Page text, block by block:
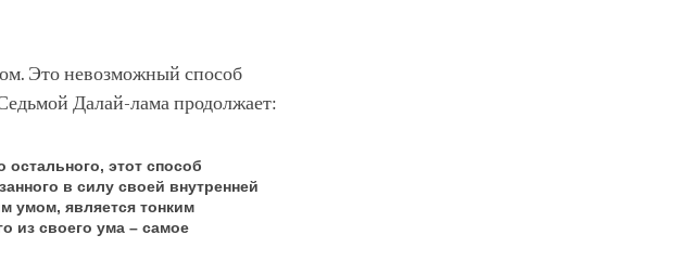
Это невозможный способ
Далай-лама продолжает:
этот способ
в силу своей внутренней
умом, является тонким
из своего ума – самое